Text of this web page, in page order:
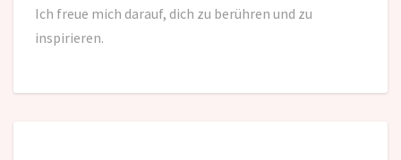
Ich freue mich darauf, dich zu berühren und zu
inspirieren.